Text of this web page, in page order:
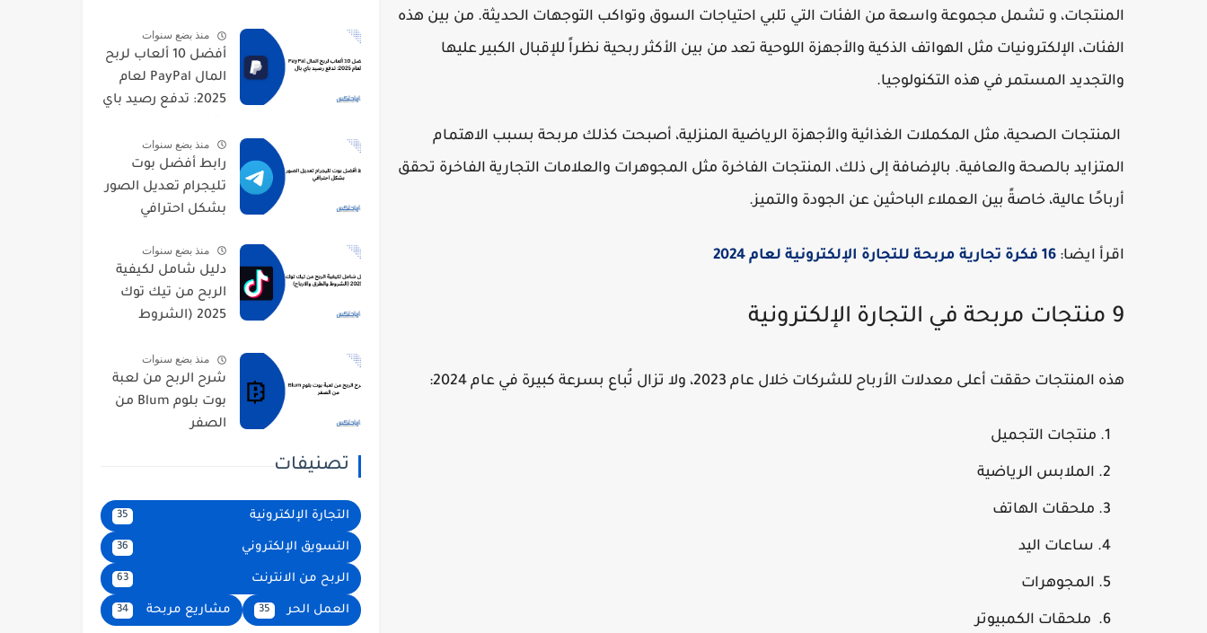
المنتجات، و تشمل مجموعة واسعة من الفئات التي تلبي احتياجات السوق وتواكب التوجهات الحديثة. من بين هذه
الفئات، الإلكترونيات مثل الهواتف الذكية والأجهزة اللوحية تعد من بين الأكثر ربحية نظراً للإقبال الكبير عليها
والتجديد المستمر في هذه التكنولوجيا.
المنتجات الصحية، مثل المكملات الغذائية والأجهزة الرياضية المنزلية، أصبحت كذلك مربحة بسبب الاهتمام
المتزايد بالصحة والعافية. بالإضافة إلى ذلك، المنتجات الفاخرة مثل المجوهرات والعلامات التجارية الفاخرة تحقق
أرباحًا عالية، خاصةً بين العملاء الباحثين عن الجودة والتميز.
اقرأ ايضا: 16 فكرة تجارية مربحة للتجارة الإلكترونية لعام 2024
9 منتجات مربحة في التجارة الإلكترونية
هذه المنتجات حققت أعلى معدلات الأرباح للشركات خلال عام 2023، ولا تزال تُباع بسرعة كبيرة في عام 2024:
منتجات التجميل
الملابس الرياضية
ملحقات الهاتف
ساعات اليد
المجوهرات
ملحقات الكمبيوتر
منذ بضع سنوات
أفضل 10 ألعاب لربح
المال PayPal لعام
2025: تدفع رصيد باي
منذ بضع سنوات
رابط أفضل بوت
تليجرام تعديل الصور
بشكل احترافي
منذ بضع سنوات
دليل شامل لكيفية
الربح من تيك توك
2025 (الشروط
منذ بضع سنوات
شرح الربح من لعبة
بوت بلوم Blum من
الصفر
تصنيفات
التجارة الإلكترونية 35
التسويق الإلكتروني 36
الربح من الانترنت 63
العمل الحر 35 مشاريع مربحة 34